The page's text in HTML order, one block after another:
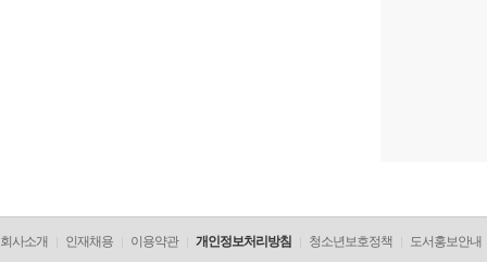
회사소개 인재채용 이용약관 개인정보처리방침 청소년보호정책 도서홍보안내